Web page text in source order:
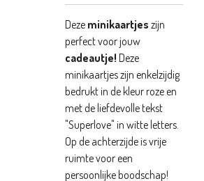
Deze minikaartjes zijn
perfect voor jouw
cadeautje! Deze
minikaartjes zijn enkelzijdig
bedrukt in de kleur roze en
met de liefdevolle tekst
"Superlove" in witte letters.
Op de achterzijde is vrije
ruimte voor een
persoonlijke boodschap!